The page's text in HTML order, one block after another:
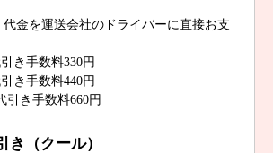
金を運送会社のドライバーに直接お支
き手数料330円
き手数料440円
引き手数料660円
き（クール）